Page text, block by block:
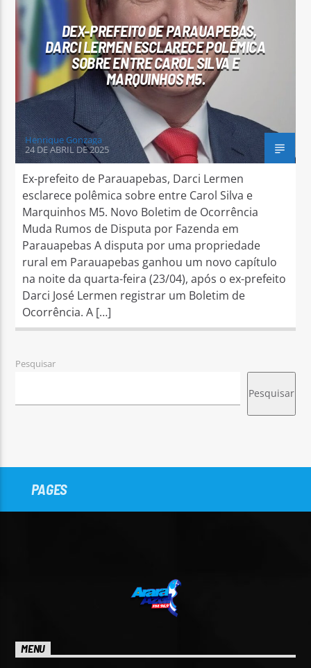
Arara Azul FM
DEX-PREFEITO DE PARAUAPEBAS,
DARCI LERMEN ESCLARECE POLÊMICA
SOBRE ENTRE CAROL SILVA E
MARQUINHOS M5.
Henrique Gonzaga
24 DE ABRIL DE 2025
Ex-prefeito de Parauapebas, Darci Lermen
esclarece polêmica sobre entre Carol Silva e
Marquinhos M5. Novo Boletim de Ocorrência
Muda Rumos de Disputa por Fazenda em
Parauapebas A disputa por uma propriedade
rural em Parauapebas ganhou um novo capítulo
na noite da quarta-feira (23/04), após o ex-prefeito
Darci José Lermen registrar um Boletim de
Ocorrência. A […]
Pesquisar
Pesquisar
PAGES
MENU